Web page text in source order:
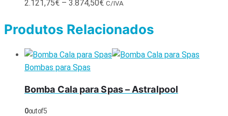
2.121,75€ – 3.874,50€ C/IVA
Produtos Relacionados
Bombas para Spas
Bomba Cala para Spas – Astralpool
0out of 5